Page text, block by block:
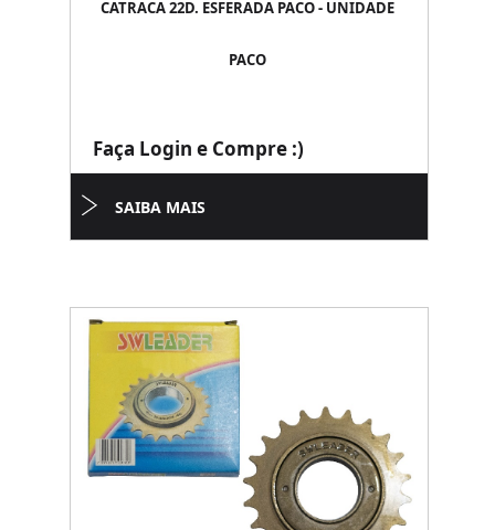
CATRACA 22D. ESFERADA PACO - UNIDADE
PACO
Faça Login e Compre :)
SAIBA MAIS